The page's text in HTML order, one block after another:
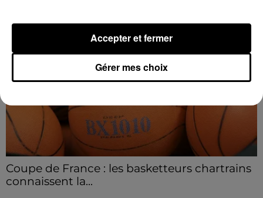
Coupe de France : les basketteurs chartrains
connaissent la...
Gérer mes choix
Accepter et fermer